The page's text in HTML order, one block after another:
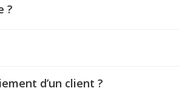
?
d’un client ?